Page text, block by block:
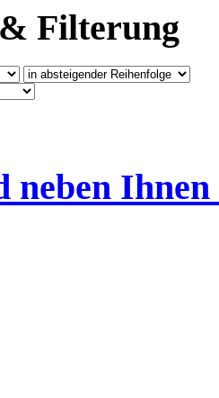
Filterung
neben